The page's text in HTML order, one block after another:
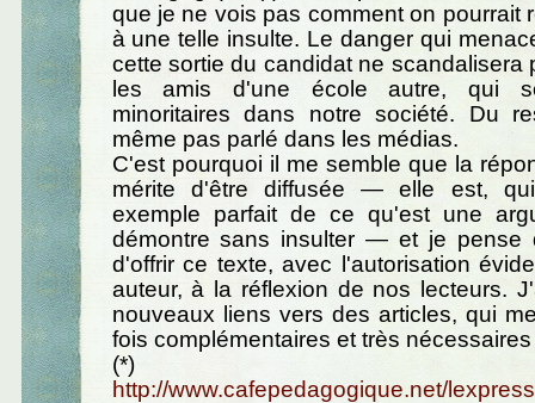
que je ne vois pas comment on pourrait
à une telle insulte. Le danger qui
cette sortie du candidat ne scandalisera
les amis d'une école autre, qui
minoritaires dans notre société. Du
même pas parlé dans les médias.
C'est pourquoi il me semble que la
mérite d'être diffusée — elle est,
exemple parfait de ce qu'est une
démontre sans insulter — et je pense
d'offrir ce texte, avec l'autorisation
auteur, à la réflexion de nos lecteurs.
nouveaux liens vers des articles, qui
fois complémentaires et très nécessaires
(*)
http://www.cafepedagogique.net/